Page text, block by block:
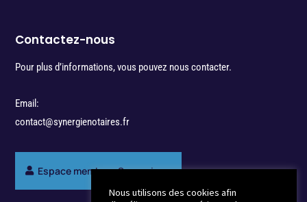
Contactez-nous
Pour plus d’informations, vous pouvez nous contacter.
Email:
contact@synergienotaires.fr
Espace membres Synergie
Nous utilisons des cookies afin